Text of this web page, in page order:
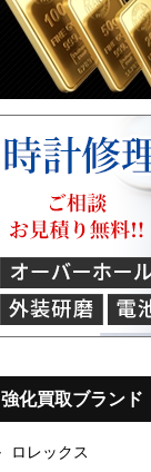
強化買取ブランド
ロレックス